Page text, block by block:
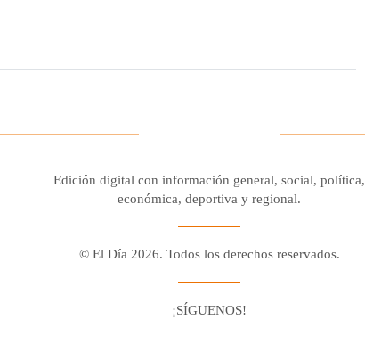
Edición digital con información general, social, política,
económica, deportiva y regional.
© El Día 2026. Todos los derechos reservados.
¡SÍGUENOS!